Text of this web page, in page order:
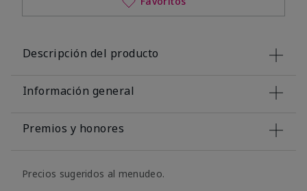
Descripción del producto
Información general
Premios y honores
Precios sugeridos al menudeo.